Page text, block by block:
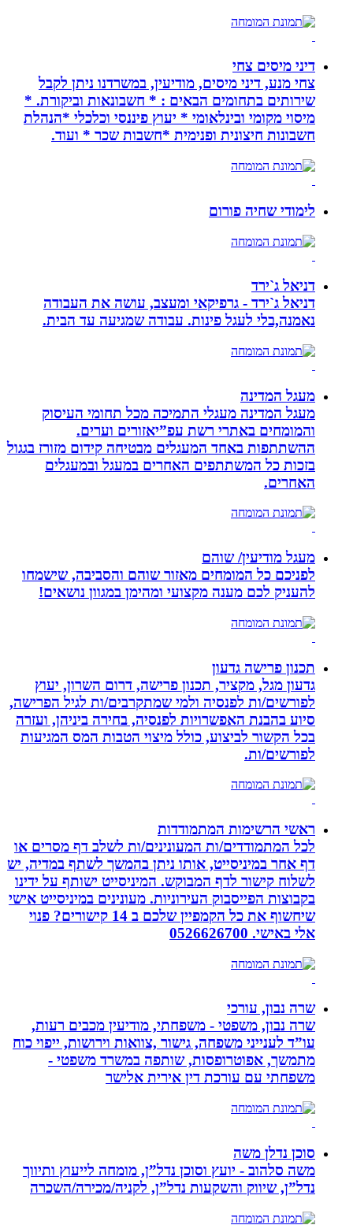
דיני מיסים צחי
צחי מנע, דיני מיסים, מודיעין, במשרדנו ניתן לקבל
שירותים בתחומים הבאים : * חשבונאות וביקורת. *
מיסוי מקומי ובינלאומי * יעוץ פיננסי וכלכלי *הנהלת
חשבונות חיצונית ופנימית *חשבות שכר * ועוד.
לימודי שחיה פורום
דניאל ג`ירד
דניאל ג`ירד - גרפיקאי ומעצב, עושה את העבודה
נאמנה,בלי לעגל פינות. עבודה שמגיעה עד הבית.
מעגל המדינה
מעגל המדינה מעגלי התמיכה מכל תחומי העיסוק
והמומחים באתרי רשת עפ”יאזורים וערים.
ההשתתפות באחד המעגלים מבטיחה קידום מזורז בגגול
בזכות כל המשתתפים האחרים במעגל ובמעגלים
האחרים.
מעגל מודיעין/ שוהם
לפניכם כל המומחים מאזור שוהם והסביבה, שישמחו
להעניק לכם מענה מקצועי ומהימן במגוון נושאים!
תכנון פרישה גדעון
גדעון מגל, מקציר, תכנון פרישה, דרום השרון, יעוץ
לפורשים/ות לפנסיה ולמי שמתקרבים/ות לגיל הפרישה,
סיוע בהבנת האפשרויות לפנסיה, בחירה ביניהן, ועזרה
בכל הקשור לביצוע, כולל מיצוי הטבות המס המגיעות
לפורשים/ות.
ראשי הרשימות המתמודדות
לכל המתמודדים/ות המעונינים/ות לשלב דף מסרים או
דף אחר במיניסייט, אותו ניתן בהמשך לשתף במדיה, יש
לשלוח קישור לדף המבוקש. המיניסייט ישותף על ידינו
בקבוצות הפייסבוק העירוניות. מעונינים במיניסייט אישי
שיחשוף את כל הקמפיין שלכם ב 14 קישורים? פנוי
אלי באישי. 0526626700
שרה נבון, עורכי
שרה נבון, משפטי - משפחתי, מודיעין מכבים רעות,
עו”ד לענייני משפחה, גישור ,צוואות וירושות, ייפוי כוח
מתמשך, אפוטרופסות, שותפה במשרד משפטי -
משפחתי עם עורכת דין אירית אלישר
סוכן נדלן משה
משה סלהוב - יועץ וסוכן נדל”ן, מומחה לייעוץ ותיווך
נדל”ן, שיווק והשקעות נדל”ן, לקניה/מכירה/השכרה